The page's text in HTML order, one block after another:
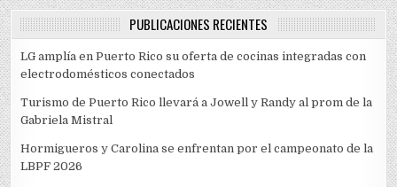
PUBLICACIONES RECIENTES
LG amplía en Puerto Rico su oferta de cocinas integradas con
electrodomésticos conectados
Turismo de Puerto Rico llevará a Jowell y Randy al prom de la
Gabriela Mistral
Hormigueros y Carolina se enfrentan por el campeonato de la
LBPF 2026